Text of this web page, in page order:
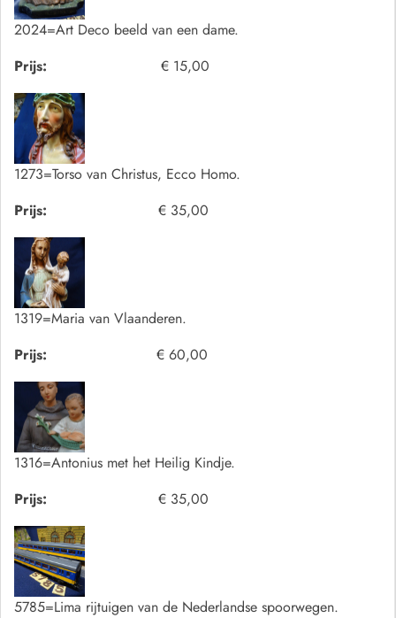
2024=Art Deco beeld van een dame.
Prijs:
€ 15,00
1273=Torso van Christus, Ecco Homo.
Prijs:
€ 35,00
1319=Maria van Vlaanderen.
Prijs:
€ 60,00
1316=Antonius met het Heilig Kindje.
Prijs:
€ 35,00
5785=Lima rijtuigen van de Nederlandse spoorwegen.